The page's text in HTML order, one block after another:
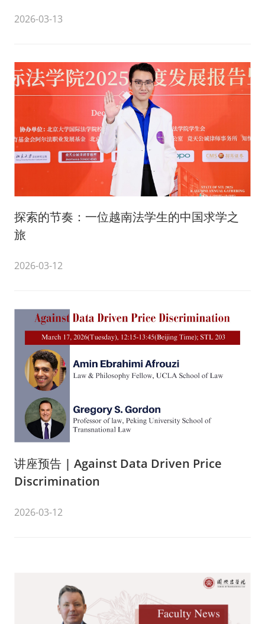
2026-03-13
探索的节奏：一位越南法学生的中国求学之
旅
2026-03-12
讲座预告 | Against Data Driven Price
Discrimination
2026-03-12